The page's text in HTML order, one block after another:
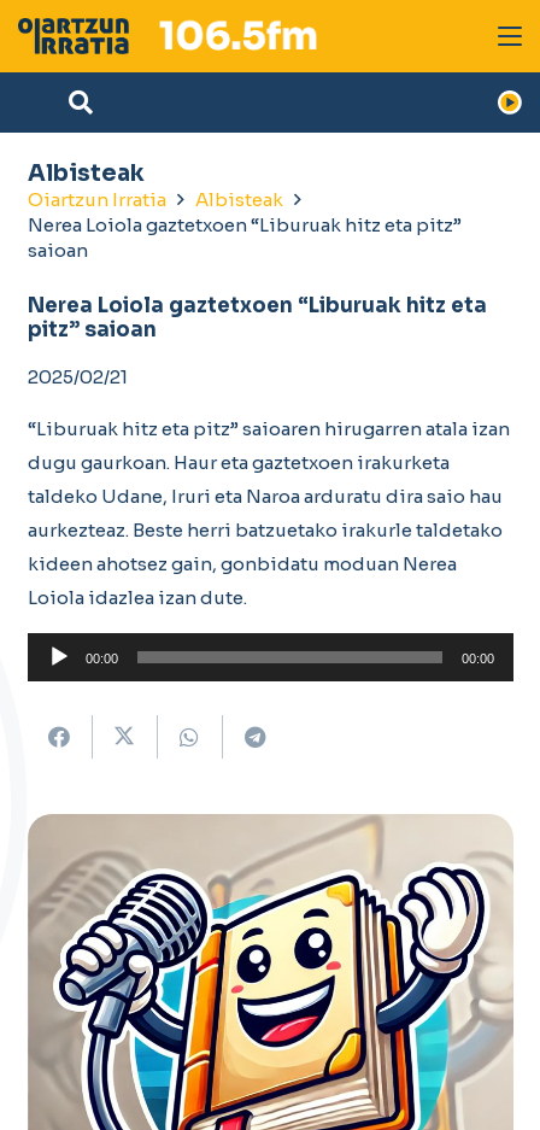
Albisteak
Oiartzun Irratia
Albisteak
Nerea Loiola gaztetxoen “Liburuak hitz eta pitz”
saioan
Nerea Loiola gaztetxoen “Liburuak hitz eta
pitz” saioan
2025/02/21
“Liburuak hitz eta pitz” saioaren hirugarren atala izan
dugu gaurkoan. Haur eta gaztetxoen irakurketa
taldeko Udane, Iruri eta Naroa arduratu dira saio hau
aurkezteaz. Beste herri batzuetako irakurle taldetako
kideen ahotsez gain, gonbidatu moduan Nerea
Loiola idazlea izan dute.
Soinu
erreproduzigailua
00:00 00:00